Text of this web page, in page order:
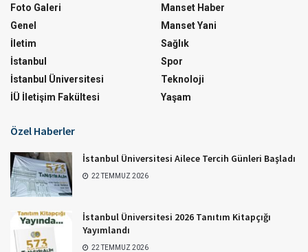
Foto Galeri
Genel
İletim
İstanbul
İstanbul Üniversitesi
İÜ İletişim Fakültesi
Manset Haber
Manset Yani
Sağlık
Spor
Teknoloji
Yaşam
Özel Haberler
İstanbul Üniversitesi Ailece Tercih Günleri Başladı
22 TEMMUZ 2026
İstanbul Üniversitesi 2026 Tanıtım Kitapçığı
Yayımlandı
22 TEMMUZ 2026